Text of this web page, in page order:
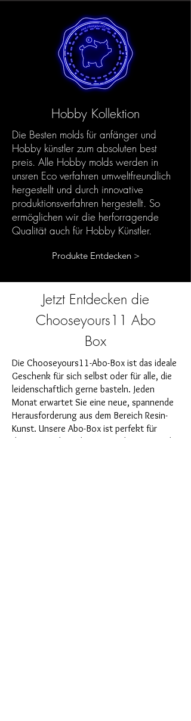
Hobby Kollektion
Die Besten molds für anfänger und
Hobby künstler zum absoluten best
preis. Alle Hobby molds werden in
unsren Eco verfahren umweltfreundlich
hergestellt und durch innovative
produktionsverfahren hergestellt. So
ermöglichen wir die herforragende
Qualität auch für Hobby Künstler.
Produkte Entdecken >
Jetzt Entdecken die
Chooseyours11 Abo
Box
Die Chooseyours11-Abo-Box ist das ideale
Geschenk für sich selbst oder für alle, die
leidenschaftlich gerne basteln. Jeden
Monat erwartet Sie eine neue, spannende
Herausforderung aus dem Bereich Resin-
Kunst. Unsere Abo-Box ist perfekt für
diejenigen, die in ihrem Bastelzimmer nach